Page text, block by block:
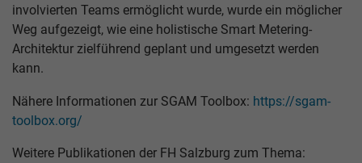
involvierten Teams ermöglicht wurde, wurde ein möglicher
Weg aufgezeigt, wie eine holistische Smart Metering-
Architektur zielführend geplant und umgesetzt werden
kann.
Nähere Informationen zur SGAM Toolbox: https://sgam-
toolbox.org/
Weitere Publikationen der FH Salzburg zum Thema: